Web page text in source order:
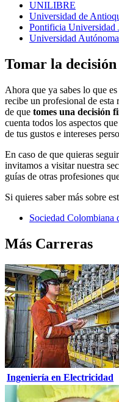
UNILIBRE
Universidad de
Pontificia Universidad
Universidad
Tomar la
Ahora que ya sabes lo que
recibe un profesional de
de que tomes una decisión
cuenta todos los aspectos
de tus gustos e intereses
En caso de que quieras
invitamos a visitar nuestra
guías de otras profesiones
Si quieres saber más sobre
Sociedad Colombiana
Más Carreras
Ingeniería en Electricidad